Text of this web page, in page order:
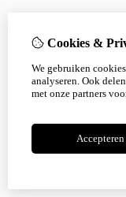
Cookies &
We gebruiken
analyseren. Ook
met onze partners
Accepteren